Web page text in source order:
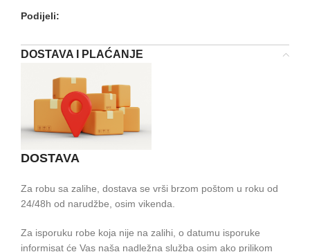
Podijeli:
DOSTAVA I PLAĆANJE
DOSTAVA
Za robu sa zalihe, dostava se vrši brzom poštom u roku od
24/48h od narudžbe, osim vikenda.
Za isporuku robe koja nije na zalihi, o datumu isporuke
informisat će Vas naša nadležna služba osim ako prilikom